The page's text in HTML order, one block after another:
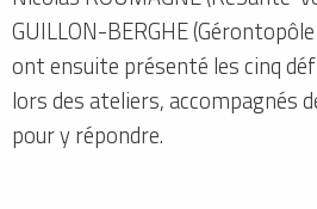
GUILLON-BERGHE
ont ensuite présenté les cinq
lors des ateliers, accompagnés
pour y répondre.